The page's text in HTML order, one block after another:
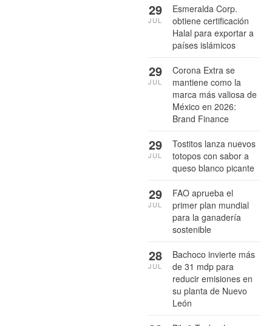
Esmeralda Corp.
obtiene certificación
Halal para exportar a
países islámicos
29
JUL
Corona Extra se
mantiene como la
marca más valiosa de
México en 2026:
Brand Finance
29
JUL
Tostitos lanza nuevos
totopos con sabor a
queso blanco picante
29
JUL
FAO aprueba el
primer plan mundial
para la ganadería
sostenible
29
JUL
Bachoco invierte más
de 31 mdp para
reducir emisiones en
su planta de Nuevo
León
28
JUL